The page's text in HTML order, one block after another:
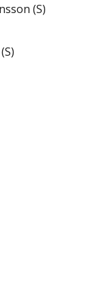
(S)